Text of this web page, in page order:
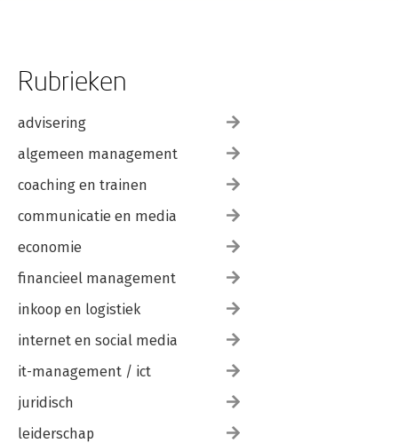
Rubrieken
advisering
algemeen management
coaching en trainen
communicatie en media
economie
financieel management
inkoop en logistiek
internet en social media
it-management / ict
juridisch
leiderschap